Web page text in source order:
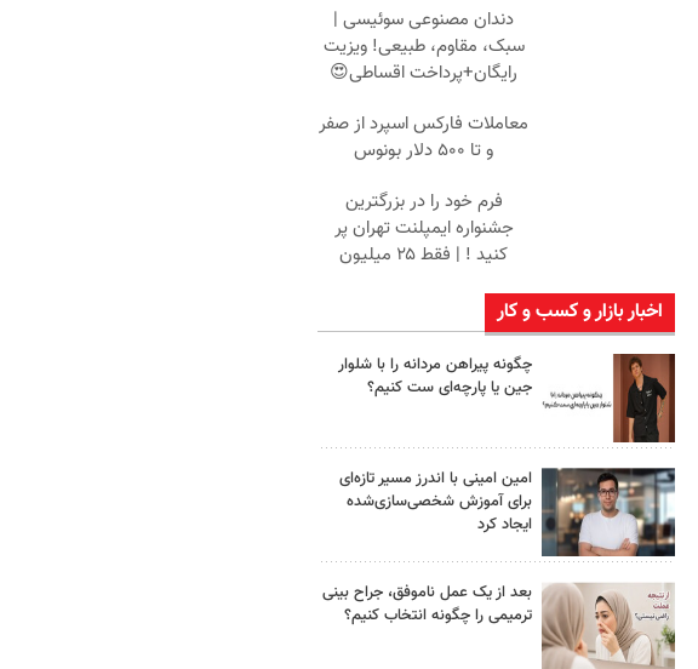
دندان مصنوعی سوئیسی |
سبک، مقاوم، طبیعی! ویزیت
رایگان+پرداخت اقساطی😍
معاملات فارکس اسپرد از صفر
و تا ۵۰۰ دلار بونوس
فرم خود را در بزرگترین
جشنواره ایمپلنت تهران پر
کنید ! | فقط ۲۵ میلیون
اخبار بازار و کسب و کار
چگونه پیراهن مردانه را با شلوار
جین یا پارچه‌ای ست کنیم؟
امین امینی با اندرز مسیر تازه‌ای
برای آموزش شخصی‌سازی‌شده
ایجاد کرد
بعد از یک عمل ناموفق، جراح بینی
ترمیمی را چگونه انتخاب کنیم؟